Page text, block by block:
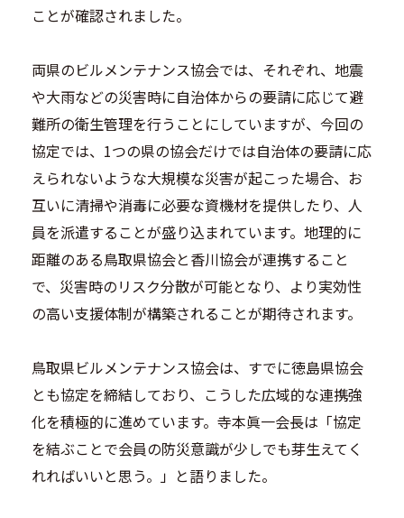
ことが確認されました。
両県のビルメンテナンス協会では、それぞれ、地震
や大雨などの災害時に自治体からの要請に応じて避
難所の衛生管理を行うことにしていますが、今回の
協定では、1つの県の協会だけでは自治体の要請に応
えられないような大規模な災害が起こった場合、お
互いに清掃や消毒に必要な資機材を提供したり、人
員を派遣することが盛り込まれています。地理的に
距離のある鳥取県協会と香川協会が連携すること
で、災害時のリスク分散が可能となり、より実効性
の高い支援体制が構築されることが期待されます。
鳥取県ビルメンテナンス協会は、すでに徳島県協会
とも協定を締結しており、こうした広域的な連携強
化を積極的に進めています。寺本眞一会長は「協定
を結ぶことで会員の防災意識が少しでも芽生えてく
れればいいと思う。」と語りました。